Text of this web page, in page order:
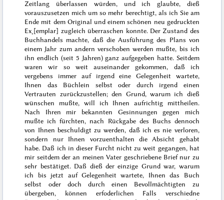
Zeitlang überlassen würden, und ich glaubte, dieß
vorauszusetzen mich um so mehr berechtigt, als ich Sie am
Ende mit dem Original und einem schönen neu gedruckten
Ex˖[emplar] zugleich überraschen konnte. Der Zustand des
Buchhandels machte, daß die Ausführung des Plans von
einem Jahr zum andern verschoben werden mußte, bis ich
ihn endlich (seit 5 Jahren) ganz aufgegeben hatte. Seitdem
waren wir so weit auseinander gekommen, daß ich
vergebens immer auf irgend eine Gelegenheit wartete,
Ihnen das Büchlein selbst oder durch irgend einen
Vertrauten zurückzustellen; den Grund, warum ich dieß
wünschen mußte, will ich Ihnen aufrichtig mittheilen.
Nach Ihren mir bekannten Gesinnungen gegen mich
mußte ich fürchten, nach Rückgabe des Buchs dennoch
von Ihnen beschuldigt zu werden, daß ich es nie verloren,
sondern nur Ihnen vorzuenthalten die Absicht gehabt
habe. Daß ich in dieser Furcht nicht zu weit gegangen, hat
mir seitdem der an meinen Vater geschriebene Brief nur zu
sehr bestätiget. Daß dieß der einzige Grund war, warum
ich bis jetzt auf Gelegenheit wartete, Ihnen das Buch
selbst oder doch durch einen Bevollmächtigten zu
übergeben, können erfoderlichen Falls verschiedne